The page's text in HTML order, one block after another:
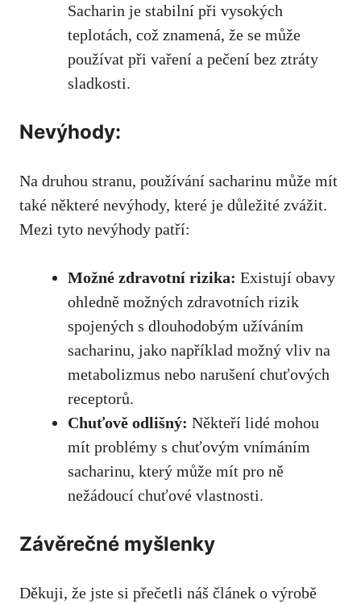
Sacharin je stabilní ​při vysokých
teplotách, což znamená,⁣ že ⁤se⁤ může
používat ⁣při vaření a pečení bez ztráty
sladkosti.
Nevýhody:
Na druhou stranu, používání sacharinu může mít
také některé nevýhody, které je ‌důležité zvážit.
⁢Mezi tyto nevýhody patří:
Možné zdravotní rizika: Existují obavy
ohledně možných zdravotních rizik
‌spojených s dlouhodobým užíváním
‌sacharinu, jako​ například možný vliv na
metabolizmus nebo narušení chuťových
receptorů.
Chuťově ​odlišný: Někteří lidé mohou
mít problémy s‍ chuťovým vnímáním
sacharinu, který může mít pro ně
nežádoucí chuťové​ vlastnosti.
Závěrečné ​myšlenky
Děkuji, že jste si přečetli náš článek‍ o výrobě